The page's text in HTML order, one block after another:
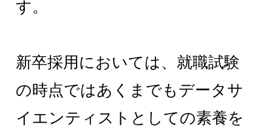
す。
新卒採用においては、就職試験
の時点ではあくまでもデータサ
イエンティストとしての素養を